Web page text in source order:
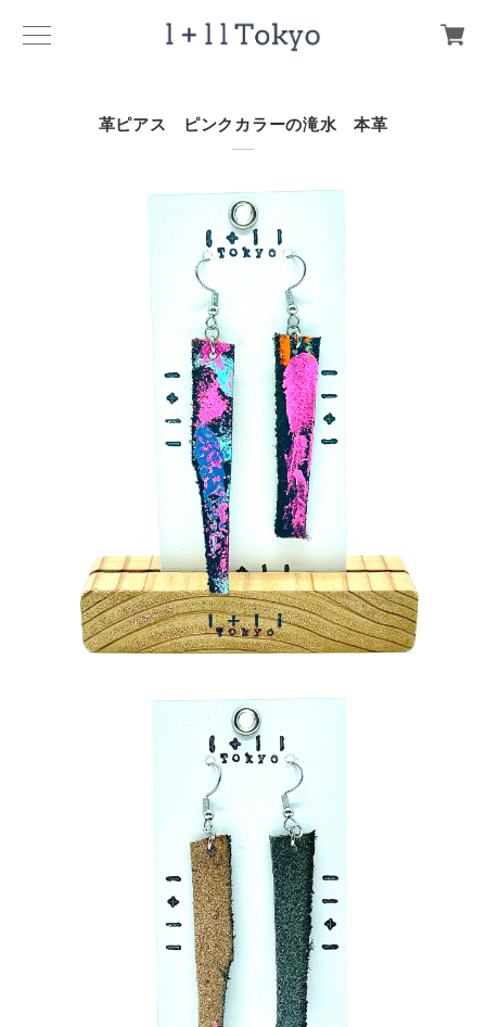
革ピアス ピンクカラーの滝水 本革